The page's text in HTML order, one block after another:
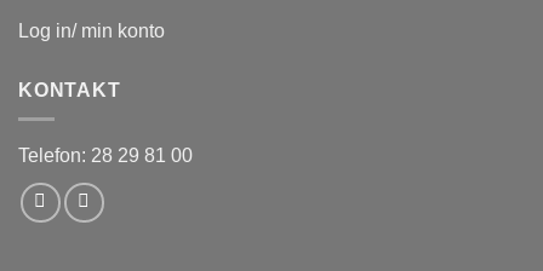
Log in/ min konto
KONTAKT
Telefon: 28 29 81 00